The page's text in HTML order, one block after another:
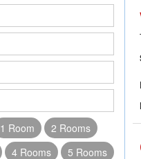
1 Room
2 Rooms
4 Rooms 5 Rooms